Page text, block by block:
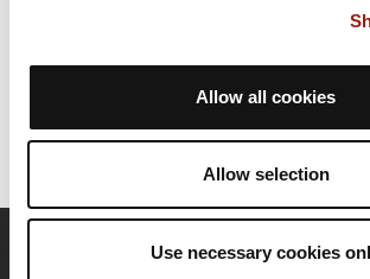
Allow all cookies
Allow selection
Use necessary cookies